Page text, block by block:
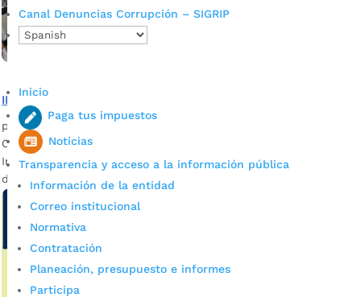
Canal Denuncias Corrupción – SIGRIP
Inicio
Paga tus impuestos
Noticias
Transparencia y acceso a la información pública
Información de la entidad
Correo institucional
Normativa
Contratación
Planeación, presupuesto e informes
Participa
IMCT dio apertura a la Semana de las Letras
poradmin_prensa Abr 22, 2025
Con el conversatorio “Letras santandereanas a contraluz”, el
Instituto de Cultura y Turismo (IMCT) dio inicio a la Semana
de las Letras.